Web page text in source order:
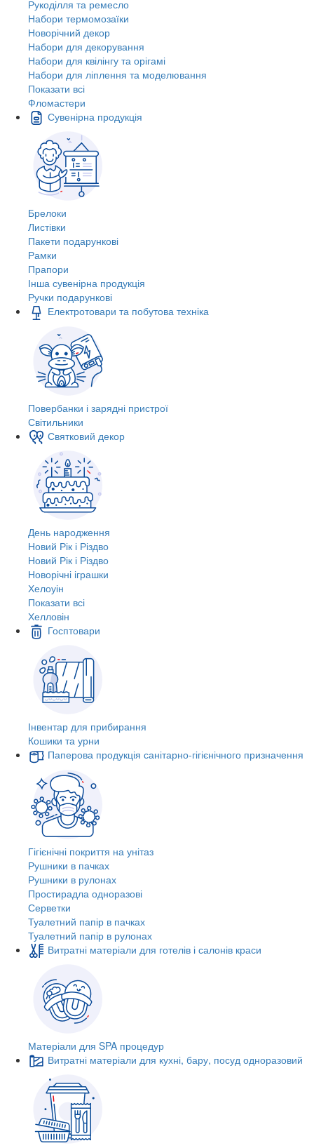
Рукоділля та ремесло
Набори термомозаїки
Новорічний декор
Набори для декорування
Набори для квілінгу та орігамі
Набори для ліплення та моделювання
Показати всі
Фломастери
Сувенірна продукція
Брелоки
Листівки
Пакети подарункові
Рамки
Прапори
Інша сувенірна продукція
Ручки подарункові
Електротовари та побутова техніка
Повербанки і зарядні пристрої
Світильники
Святковий декор
День народження
Новий Рік і Різдво
Новий Рік і Різдво
Новорічні іграшки
Хелоуін
Показати всі
Хелловін
Госптовари
Інвентар для прибирання
Кошики та урни
Паперова продукція санітарно-гігієнічного призначення
Гігієнічні покриття на унітаз
Рушники в пачках
Рушники в рулонах
Простирадла одноразові
Серветки
Туалетний папір в пачках
Туалетний папір в рулонах
Витратні матеріали для готелів і салонів краси
Матеріали для SPA процедур
Витратні матеріали для кухні, бару, посуд одноразовий